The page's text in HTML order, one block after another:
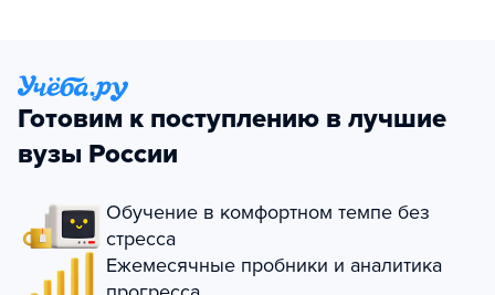
Готовим к поступлению в лучшие
вузы России
Обучение в комфортном темпе без
стресса
Ежемесячные пробники и аналитика